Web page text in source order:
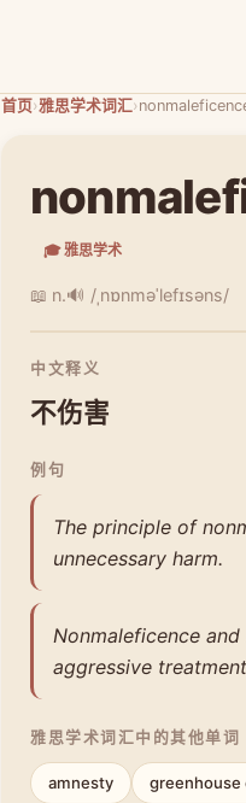
首页›雅思学术词汇›
🎓 雅思学术
📖 n.🔊 /ˌnɒnməˈlefɪsəns/
中文释义
不伤害
例句
The principle of
unnecessary harm.
Nonmaleficence
aggressive
雅思学术词汇中的其他单词
amnesty